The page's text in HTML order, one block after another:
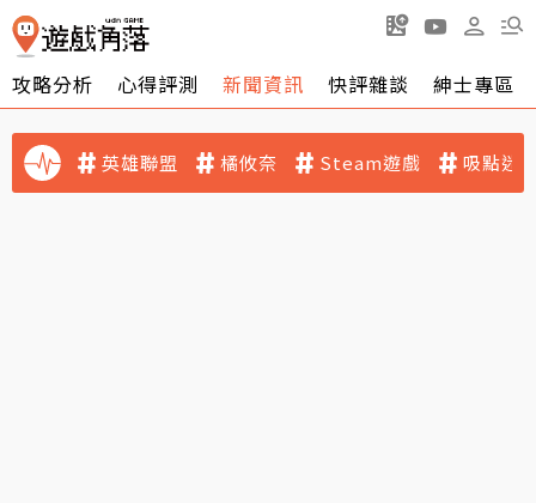
攻略分析 心得評測 新聞資訊 快評雜談 紳士專區
英雄聯盟 橘攸奈 Steam遊戲 吸點迷